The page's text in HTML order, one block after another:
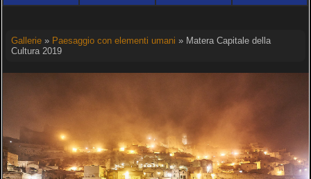
Gallerie» Paesaggio con elementi umani » Matera Capitale della
Cultura 2019